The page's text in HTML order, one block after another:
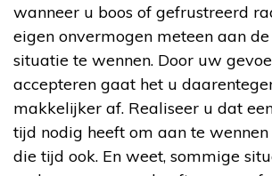
wanneer u boos of gefrustreerd
eigen onvermogen meteen aan
situatie te wennen. Door uw
accepteren gaat het u
makkelijker af. Realiseer u dat
tijd nodig heeft om aan te
die tijd ook. En weet, sommige